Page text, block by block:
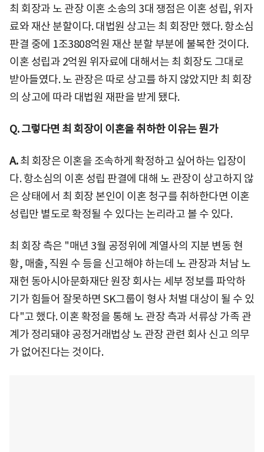
최 회장과 노 관장 이혼 소송의 3대 쟁점은 이혼 성립, 위자
료와 재산 분할이다. 대법원 상고는 최 회장만 했다. 항소심
판결 중에 1조3808억원 재산 분할 부분에 불복한 것이다.
이혼 성립과 2억원 위자료에 대해서는 최 회장도 그대로
받아들였다. 노 관장은 따로 상고를 하지 않았지만 최 회장
의 상고에 따라 대법원 재판을 받게 됐다.
Q. 그렇다면 최 회장이 이혼을 취하한 이유는 뭔가
A.최 회장은 이혼을 조속하게 확정하고 싶어하는 입장이
다. 항소심의 이혼 성립 판결에 대해 노 관장이 상고하지 않
은 상태에서 최 회장 본인이 이혼 청구를 취하한다면 이혼
성립만 별도로 확정될 수 있다는 논리라고 볼 수 있다.
최 회장 측은 "매년 3월 공정위에 계열사의 지분 변동 현
황, 매출, 직원 수 등을 신고해야 하는데 노 관장과 처남 노
재헌 동아시아문화재단 원장 회사는 세부 정보를 파악하
기가 힘들어 잘못하면 SK그룹이 형사 처벌 대상이 될 수 있
다"고 했다. 이혼 확정을 통해 노 관장 측과 서류상 가족 관
계가 정리돼야 공정거래법상 노 관장 관련 회사 신고 의무
가 없어진다는 것이다.